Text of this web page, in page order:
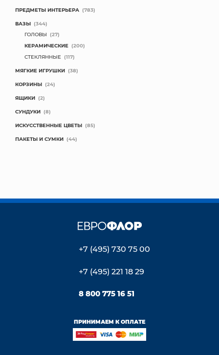
ПРЕДМЕТЫ ИНТЕРЬЕРА (783)
ВАЗЫ (344)
ГОЛОВЫ (27)
КЕРАМИЧЕСКИЕ (200)
СТЕКЛЯННЫЕ (117)
МЯГКИЕ ИГРУШКИ (38)
КОРЗИНЫ (24)
ЯЩИКИ (2)
СУНДУКИ (8)
ИСКУССТВЕННЫЕ ЦВЕТЫ (85)
ПАКЕТЫ И СУМКИ (44)
+7 (495) 730 75 00
+7 (495) 221 18 29
8 800 775 16 51
ПРИНИМАЕМ К ОПЛАТЕ